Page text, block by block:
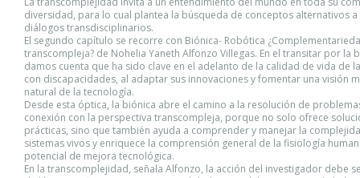
diversidad, para lo cual plantea la búsqueda de conceptos alternativos
diálogos transdisciplinarios.
El segundo capítulo se recorre con Biónica- Robótica
transcompleja? de Nohelia Yaneth Alfonzo Villegas. En el transitar por la
damos cuenta que ha sido clave en el adelanto de la calidad de vida de
con discapacidades, al adaptar sus innovaciones y fomentar una visión
natural de la tecnología.
Desde esta óptica, la biónica abre el camino a la resolución de
conexión con la perspectiva transcompleja, porque no solo ofrece
prácticas, sino que también ayuda a comprender y manejar la
sistemas vivos y enriquece la comprensión general de la fisiología
potencial de mejora tecnológica.
En la transcomplejidad, señala Alfonzo, la acción del investigador debe